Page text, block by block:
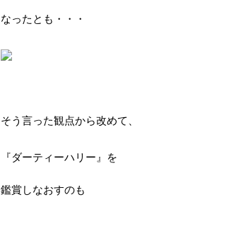
なったとも・・・
そう言った観点から改めて、
『ダーティーハリー』を
鑑賞しなおすのも